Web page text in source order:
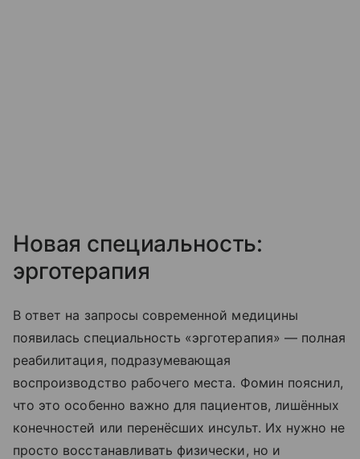
Новая специальность:
эрготерапия
В ответ на запросы современной медицины
появилась специальность «эрготерапия» — полная
реабилитация, подразумевающая
воспроизводство рабочего места. Фомин пояснил,
что это особенно важно для пациентов, лишённых
конечностей или перенёсших инсульт. Их нужно не
просто восстанавливать физически, но и